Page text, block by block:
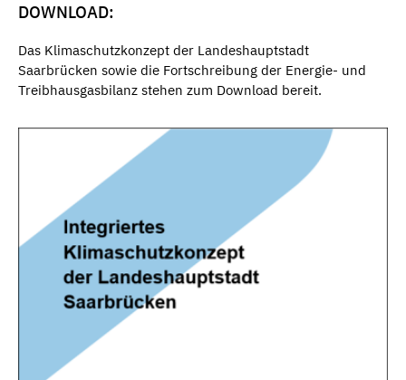
DOWNLOAD:
Das Klimaschutzkonzept der Landeshauptstadt
Saarbrücken sowie die Fortschreibung der Energie- und
Treibhausgasbilanz stehen zum Download bereit.